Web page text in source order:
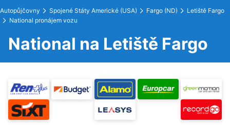
Autopůjčovny Spojené Státy Americké (USA) Fargo (ND)
Letiště Fargo
National pronájem vozu
National na Letiště Fargo